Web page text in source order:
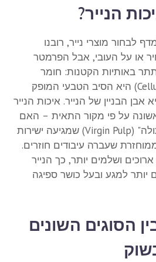
הנייר?
לבחור מוצרי נייר, רובנו
או על העובי, אבל הפרמטר
באותיות הקטנות: חומר
הגלם. תאית (Cellulose) היא הסיב הטבעי המופק
אבן הבניין של הנייר. איכות הנייר
על פי מקור התאית – האם
מדובר ב"תאית בתולה" (Virgin Pulp) שמגיעה ישירות
שעברה עיבודים חוזרים.
ושלמים יותר, כך הנייר
יותר למגע ובעל כושר ספיגה
הסוגים השונים